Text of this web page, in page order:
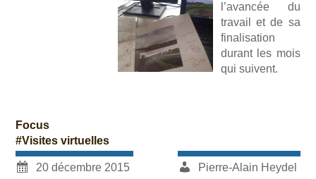
l’avancée du
travail et de sa
finalisation
durant les mois
qui suivent.
Focus
Visites virtuelles
20 décembre 2015 Pierre-Alain Heydel